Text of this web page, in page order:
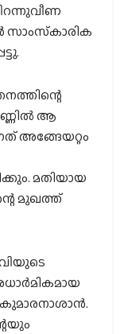
സാംസ്‌കാരിക
ആ
അങ്ങേയറ്റം
മതിയായ
മുഖത്ത്